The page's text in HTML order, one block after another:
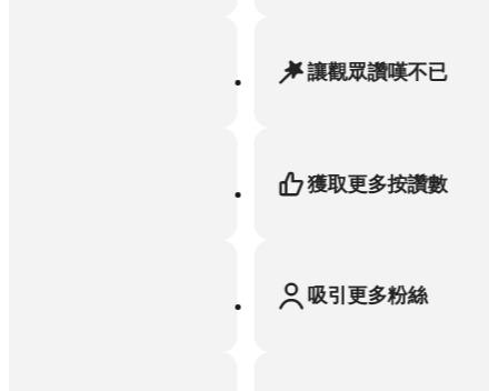
讓觀眾讚嘆不已
獲取更多按讚數
吸引更多粉絲